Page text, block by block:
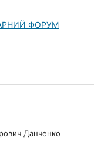
ФОРУМ
Данченко